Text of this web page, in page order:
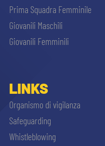
Prima Squadra Femminile
Giovanili Maschili
Giovanili Femminili
LINKS
Organismo di vigilanza
Safeguarding
Whistleblowing